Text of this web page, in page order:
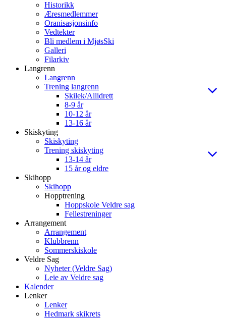
Historikk
Æresmedlemmer
Oranisasjonsinfo
Vedtekter
Bli medlem i MjøsSki
Galleri
Filarkiv
Langrenn
Langrenn
Trening langrenn
Skilek/Allidrett
8-9 år
10-12 år
13-16 år
Skiskyting
Skiskyting
Trening skiskyting
13-14 år
15 år og eldre
Skihopp
Skihopp
Hopptrening
Hoppskole Veldre sag
Fellestreninger
Arrangement
Arrangement
Klubbrenn
Sommerskiskole
Veldre Sag
Nyheter (Veldre Sag)
Leie av Veldre sag
Kalender
Lenker
Lenker
Hedmark skikrets